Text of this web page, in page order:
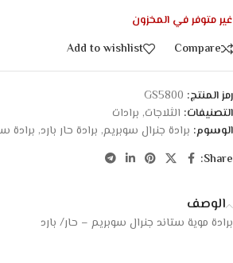
غير متوفر في المخزون
Compare
Add to wishlist
رمز المنتج: GS5800
التصنيفات: الثلاجات, برادات
الوسوم: برادة جنرال سوبريم, برادة حار بارد, برادة
Share:
الوصف
برادة موية ستاند جنرال سوبريم – حار/ بارد